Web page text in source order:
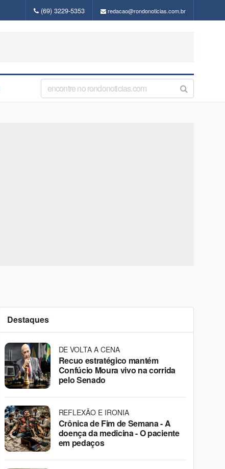
(69) 3229-5353 redacao@rondonoticias.com.br
Destaques
DE VOLTA A CENA
Recuo estratégico mantém
Confúcio Moura vivo na corrida
pelo Senado
REFLEXÃO E IRONIA
Crônica de Fim de Semana - A
doença da medicina - O paciente
em pedaços